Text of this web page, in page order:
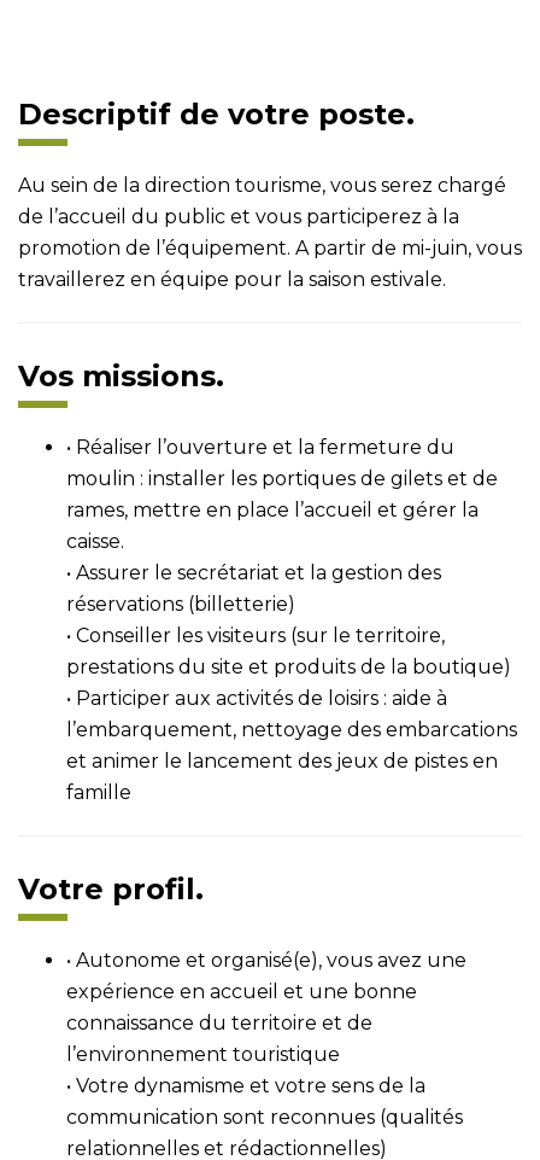
Descriptif de votre poste.
Au sein de la direction tourisme, vous serez chargé
de l’accueil du public et vous participerez à la
promotion de l’équipement. A partir de mi-juin, vous
travaillerez en équipe pour la saison estivale.
Vos missions.
• Réaliser l’ouverture et la fermeture du
moulin : installer les portiques de gilets et de
rames, mettre en place l’accueil et gérer la
caisse.
• Assurer le secrétariat et la gestion des
réservations (billetterie)
• Conseiller les visiteurs (sur le territoire,
prestations du site et produits de la boutique)
• Participer aux activités de loisirs : aide à
l’embarquement, nettoyage des embarcations
et animer le lancement des jeux de pistes en
famille
Votre profil.
• Autonome et organisé(e), vous avez une
expérience en accueil et une bonne
connaissance du territoire et de
l’environnement touristique
• Votre dynamisme et votre sens de la
communication sont reconnues (qualités
relationnelles et rédactionnelles)